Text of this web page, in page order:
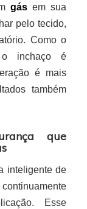
gásem sua
pelo tecido,
Como o
inchaço é
é mais
também
que
inteligente de
Esse